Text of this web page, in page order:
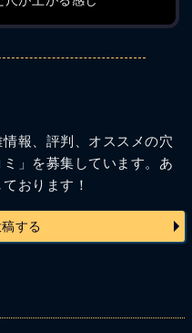
報、評判、オススメの穴
」を募集しています。あ
おります！
する